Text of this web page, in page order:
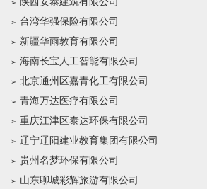
台湾华强保险有限公司
新疆华雨教育有限公司
海南长宝人工智能有限公司
北京通州区嘉青化工有限公司
青海万达医疗有限公司
重庆江津区泰达环保有限公司
辽宁辽阳建业教育集团有限公司
贵州名梦环保有限公司
山东聊城彩辉旅游有限公司